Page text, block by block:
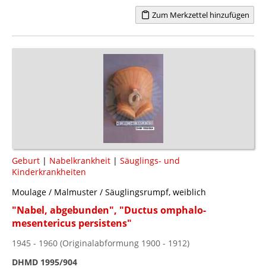
Zum Merkzettel hinzufügen
Geburt | Nabelkrankheit | Säuglings- und
Kinderkrankheiten
Moulage / Malmuster / Säuglingsrumpf, weiblich
"Nabel, abgebunden", "Ductus omphalo-
mesentericus persistens"
1945 - 1960 (Originalabformung 1900 - 1912)
DHMD 1995/904